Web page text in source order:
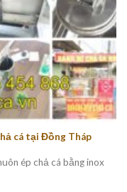
cá tại Đồng Tháp
ép chả cá bằng inox